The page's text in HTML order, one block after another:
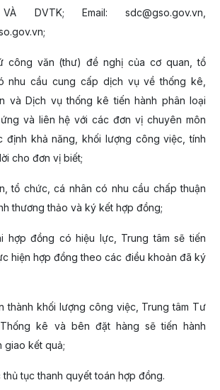
DVTK; Email: sdc@gso.gov.vn,
công văn (thư) đề nghị của cơ quan, tổ
nhu cầu cung cấp dịch vụ về thống kê,
và Dịch vụ thống kê tiến hành phân loại
và liên hệ với các đơn vị chuyên môn
định khả năng, khối lượng công việc, tính
cho đơn vị biết;
tổ chức, cá nhân có nhu cầu chấp thuận
thương thảo và ký kết hợp đồng;
hợp đồng có hiệu lực, Trung tâm sẽ tiến
hiện hợp đồng theo các điều khoản đã ký
thành khối lượng công việc, Trung tâm Tư
kê và bên đặt hàng sẽ tiến hành
giao kết quả;
thủ tục thanh quyết toán hợp đồng.